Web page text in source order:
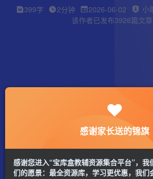
399字 2分钟 2026-06-02 小
该作者已发布3926篇文章
感谢家长送的锦旗
感谢您进入“宝库盒教辅资源集合平台”，我
们的愿景：最全资源库，学习更优惠，我们